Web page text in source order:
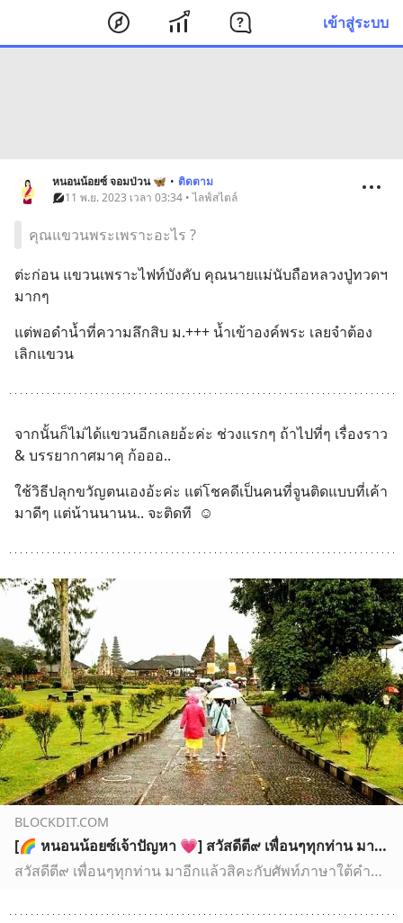
เข้าสู่ระบบ
หนอนน้อยซ์ จอมป่วน 🦋 • ติดตาม
11 พ.ย. 2023 เวลา 03:34 • ไลฟ์สไตล์
คุณแขวนพระเพราะอะไร ?
ต่ะก่อน แขวนเพราะไฟท์บังคับ คุณนายแม่นับถือหลวงปู่ทวดฯ
มากๆ
แต่พอดำน้ำที่ความลึกสิบ ม.+++ น้ำเข้าองค์พระ เลยจำต้อง
เลิกแขวน
จากนั้นก็ไม่ได้แขวนอีกเลยอ้ะค่ะ ช่วงแรกๆ ถ้าไปที่ๆ เรื่องราว
& บรรยากาศมาคุ ก้อออ..
ใช้วิธีปลุกขวัญตนเองอ้ะค่ะ แต่โชคดีเป็นคนที่จูนติดแบบที่เค้า
มาดีๆ แต่น้านนานน.. จะติดที  ☺️
BLOCKDIT.COM
[🌈 หนอนน้อยซ์เจ้าปัญหา 💗] สวัสดีตี๙ เพื่อนๆทุกท่าน มาอีกแล้วสิคะกับศัพท์ภาษาใต้คำนี้ คริๆ
สวัสดีตี๙ เพื่อนๆทุกท่าน มาอีกแล้วสิคะกับศัพท์ภาษาใต้คำนี้ คริๆ